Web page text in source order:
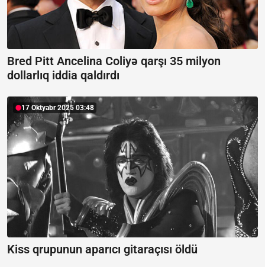
Bred Pitt Ancelina Coliyə qarşı 35 milyon
dollarlıq iddia qaldırdı
17 Oktyabr 2025 03:48
Kiss qrupunun aparıcı gitaraçısı öldü